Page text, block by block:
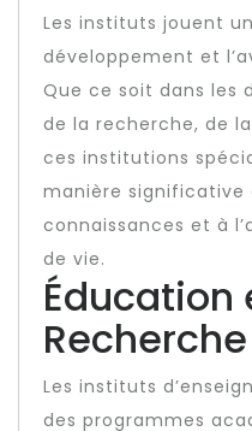
Les instituts jouent
développement et
Que ce soit dans les
de la recherche, de
ces institutions
manière significative
connaissances et à
de vie.
Éducation
Recherche
Les instituts
des programmes